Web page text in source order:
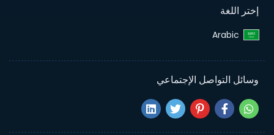
إختر اللغة
Arabic‎
وسائل التواصل الإجتماعي